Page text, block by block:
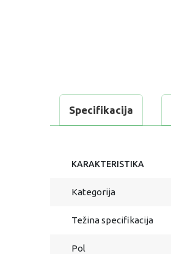
Specifikacija
KARAKTERISTIKA
Kategorija
Težina specifikacija
Pol